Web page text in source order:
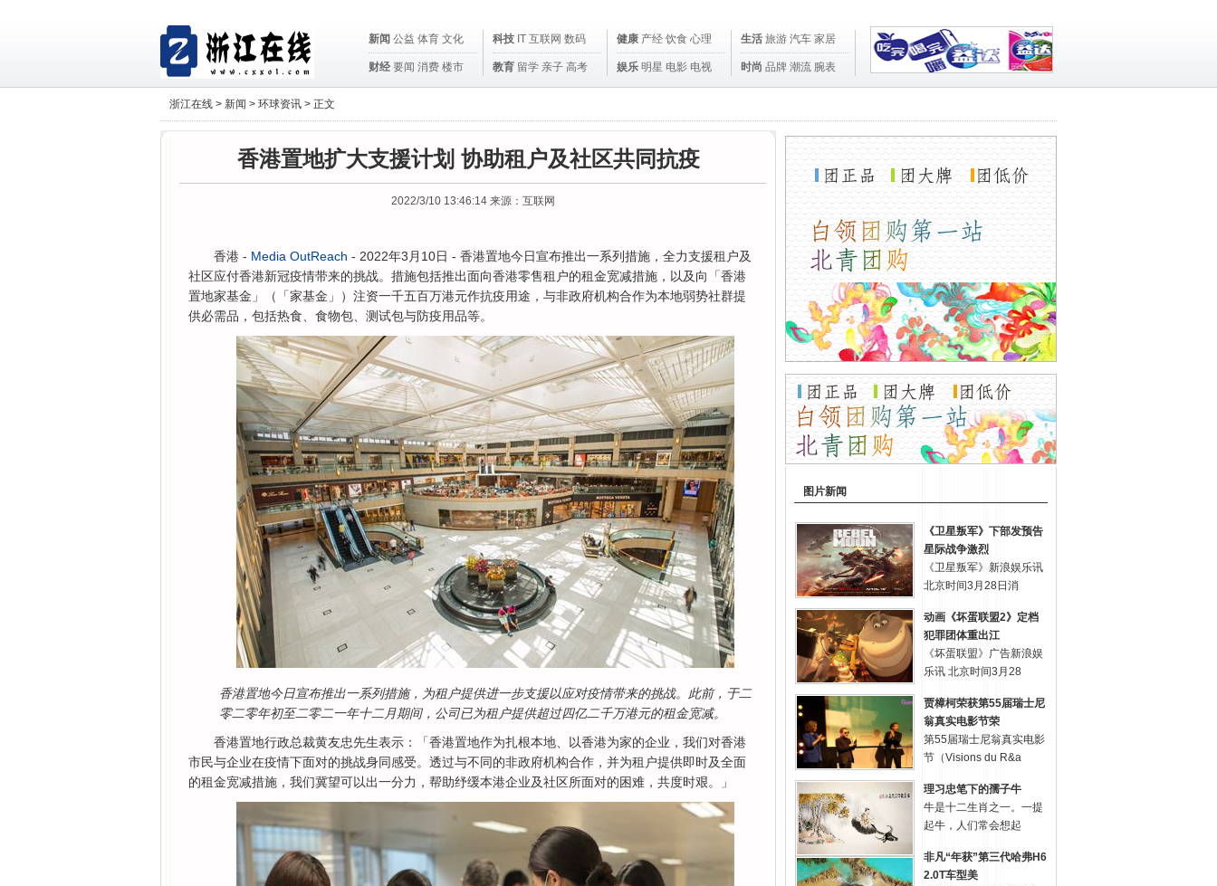
新闻 公益 体育 文化
财经 要闻 消费 楼市
科技 IT 互联网 数码
教育 留学 亲子 高考
健康 产经 饮食 心理
娱乐 明星 电影 电视
生活 旅游 汽车 家居
时尚 品牌 潮流 腕表
浙江在线 > 新闻 > 环球资讯 > 正文
香港置地扩大支援计划 协助租户及社区共同抗疫
2022/3/10 13:46:14 来源：互联网
香港 - Media OutReach - 2022年3月10日 - 香港置地今日宣布推出一系列措施，全力支援租户及
社区应付香港新冠疫情带来的挑战。措施包括推出面向香港零售租户的租金宽减措施，以及向「香港
置地家基金」（「家基金」）注资一千五百万港元作抗疫用途，与非政府机构合作为本地弱势社群提
供必需品，包括热食、食物包、测试包与防疫用品等。
香港置地今日宣布推出一系列措施，为租户提供进一步支援以应对疫情带来的挑战。此前，于二
零二零年初至二零二一年十二月期间，公司已为租户提供超过四亿二千万港元的租金宽减。
香港置地行政总裁黄友忠先生表示：「香港置地作为扎根本地、以香港为家的企业，我们对香港
市民与企业在疫情下面对的挑战身同感受。透过与不同的非政府机构合作，并为租户提供即时及全面
的租金宽减措施，我们冀望可以出一分力，帮助纾缓本港企业及社区所面对的困难，共度时艰。」
图片新闻
《卫星叛军》下部发预告
星际战争激烈
《卫星叛军》新浪娱乐讯
北京时间3月28日消
动画《坏蛋联盟2》定档
犯罪团体重出江
《坏蛋联盟》广告新浪娱
乐讯 北京时间3月28
贾樟柯荣获第55届瑞士尼
翁真实电影节荣
第55届瑞士尼翁真实电影
节（Visions du R&a
理习忠笔下的孺子牛
牛是十二生肖之一。一提
起牛，人们常会想起
非凡“年获”第三代哈弗H6
2.0T车型美